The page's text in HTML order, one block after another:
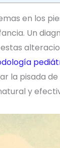
en los
Un
la pisada
y